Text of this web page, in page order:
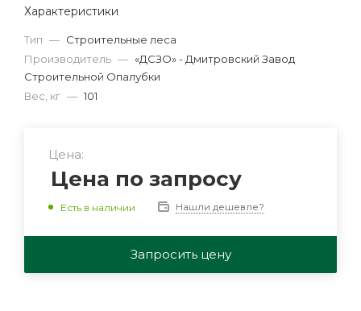
Характеристики
Тип — Строительные леса
Производитель — «ДСЗО» - Дмитровский Завод
Строительной Опалубки
Вес, кг — 101
Цена:
Цена по запросу
Есть в наличии Нашли дешевле?
Запросить цену